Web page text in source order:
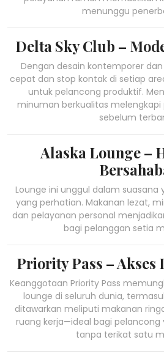
menunggu
Delta Sky Club –
Dengan desain kontemporer
cepat dan stop kontak di setiap
untuk pelancong produktif.
minuman berkualitas melengkapi
sebelum
Alaska Lounge –
Lounge ini unggul dalam
yang perhatian. Makanan lezat,
dan pelayanan personal
bagi pelanggan setia
Priority Pass – Akses
Keanggotaan Priority Pass
lounge di seluruh dunia,
ditawarkan meliputi makanan
ruang kerja—ideal bagi pelancong
tanpa terikat satu